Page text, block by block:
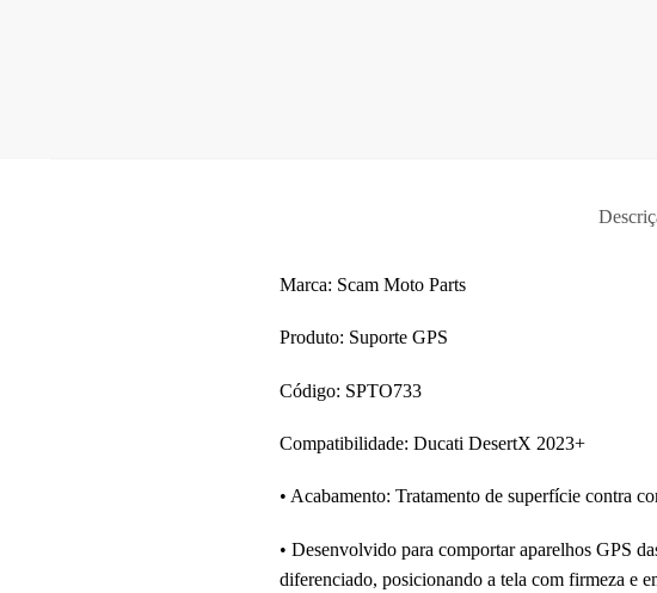
Marca: Scam Moto Parts
Produto: Suporte GPS
Código: SPTO733
Compatibilidade: Ducati DesertX 2023+
• Acabamento: Tratamento de superfície contra
• Desenvolvido para comportar aparelhos GPS
diferenciado, posicionando a tela com firmeza e